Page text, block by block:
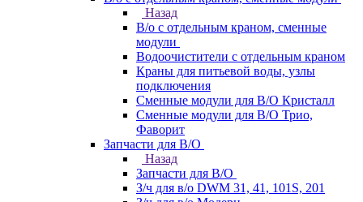
Назад
В/о с отдельным краном, сменные
модули
Водоочистители с отдельным краном
Краны для питьевой воды, узлы
подключения
Сменные модули для В/О Кристалл
Сменные модули для В/О Трио,
Фаворит
Запчасти для В/О
Назад
Запчасти для В/О
З/ч для в/о DWM 31, 41, 101S, 201